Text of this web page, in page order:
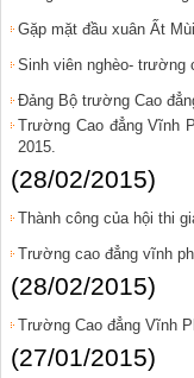
Gặp mặt đầu xuân Ất
Sinh viên nghèo- trường
Đảng Bộ trường Cao
Trường Cao đẳng Vĩnh
2015.
(28/02/2015)
Thành công của hội thi
Trường cao đẳng vĩnh
(28/02/2015)
Trường Cao đẳng Vĩnh
(27/01/2015)